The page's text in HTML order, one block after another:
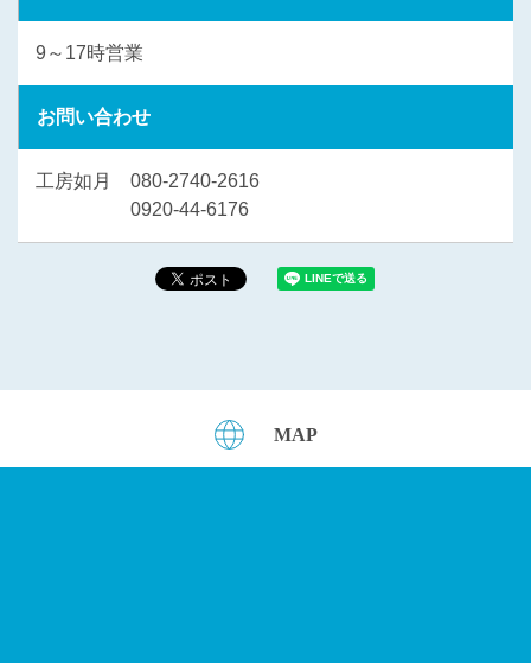
9～17時営業
お問い合わせ
工房如月 080-2740-2616
0920-44-6176
MAP